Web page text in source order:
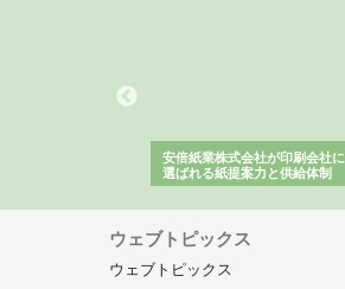
安倍紙業株式会社が印刷会社に
選ばれる紙提案力と供給体制
ウェブトピックス
ウェブトピックス